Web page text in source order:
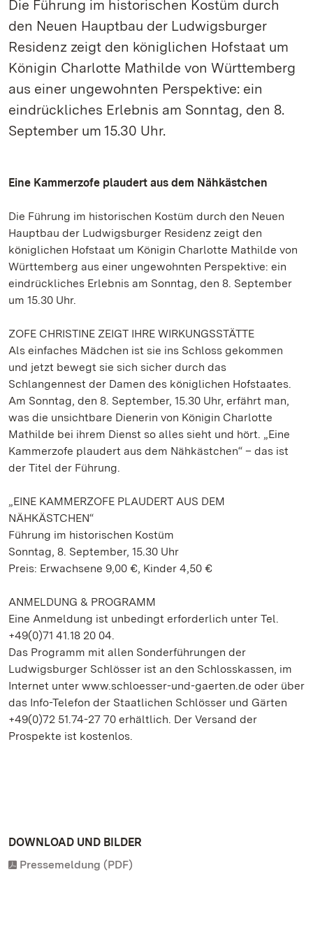
Die Führung im historischen Kostüm durch
den Neuen Hauptbau der Ludwigsburger
Residenz zeigt den königlichen Hofstaat um
Königin Charlotte Mathilde von Württemberg
aus einer ungewohnten Perspektive: ein
eindrückliches Erlebnis am Sonntag, den 8.
September um 15.30 Uhr.
Eine Kammerzofe plaudert aus dem Nähkästchen
Die Führung im historischen Kostüm durch den Neuen
Hauptbau der Ludwigsburger Residenz zeigt den
königlichen Hofstaat um Königin Charlotte Mathilde von
Württemberg aus einer ungewohnten Perspektive: ein
eindrückliches Erlebnis am Sonntag, den 8. September
um 15.30 Uhr.
ZOFE CHRISTINE ZEIGT IHRE WIRKUNGSSTÄTTE
Als einfaches Mädchen ist sie ins Schloss gekommen
und jetzt bewegt sie sich sicher durch das
Schlangennest der Damen des königlichen Hofstaates.
Am Sonntag, den 8. September, 15.30 Uhr, erfährt man,
was die unsichtbare Dienerin von Königin Charlotte
Mathilde bei ihrem Dienst so alles sieht und hört. „Eine
Kammerzofe plaudert aus dem Nähkästchen“ – das ist
der Titel der Führung.
„EINE KAMMERZOFE PLAUDERT AUS DEM
NÄHKÄSTCHEN“
Führung im historischen Kostüm
Sonntag, 8. September, 15.30 Uhr
Preis: Erwachsene 9,00 €, Kinder 4,50 €
ANMELDUNG & PROGRAMM
Eine Anmeldung ist unbedingt erforderlich unter Tel.
+49(0)71 41.18 20 04.
Das Programm mit allen Sonderführungen der
Ludwigsburger Schlösser ist an den Schlosskassen, im
Internet unter www.schloesser-und-gaerten.de oder über
das Info-Telefon der Staatlichen Schlösser und Gärten
+49(0)72 51.74-27 70 erhältlich. Der Versand der
Prospekte ist kostenlos.
DOWNLOAD UND BILDER
Pressemeldung (PDF)